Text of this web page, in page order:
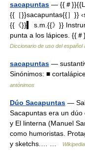
sacapuntas — {{＃
{{［}}sacapuntas{{］}}
{{《}}▍ s.m.{{》}}
punta a los lápices. {{
Diccionario de uso del
sacapuntas —
Sinónimos: ■
antónimos
Dúo Sacapuntas —
Sacapuntas era un
y El linterna (Manuel
como humoristas.
y sketchs.… …